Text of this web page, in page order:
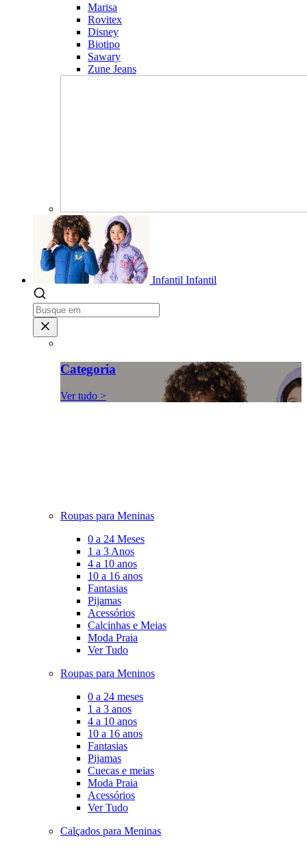
Marisa
Rovitex
Disney
Biotipo
Sawary
Zune Jeans
Infantil Infantil
Categoria
Ver tudo >
Roupas para Meninas
0 a 24 Meses
1 a 3 Anos
4 a 10 anos
10 a 16 anos
Fantasias
Pijamas
Acessórios
Calcinhas e Meias
Moda Praia
Ver Tudo
Roupas para Meninos
0 a 24 meses
1 a 3 anos
4 a 10 anos
10 a 16 anos
Fantasias
Pijamas
Cuecas e meias
Moda Praia
Acessórios
Ver Tudo
Calçados para Meninas